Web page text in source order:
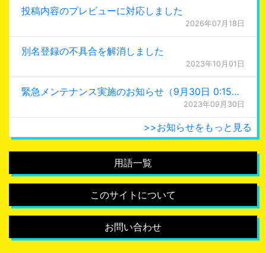
投稿内容のプレビューに対応しました
2026年07月18日
別名登録の不具合を解消しました
2023年10月01日
緊急メンテナンス実施のお知らせ（9月30日 0:15更新）
2023年09月30日
>>お知らせをもっと見る
用語一覧
このサイトについて
お問い合わせ